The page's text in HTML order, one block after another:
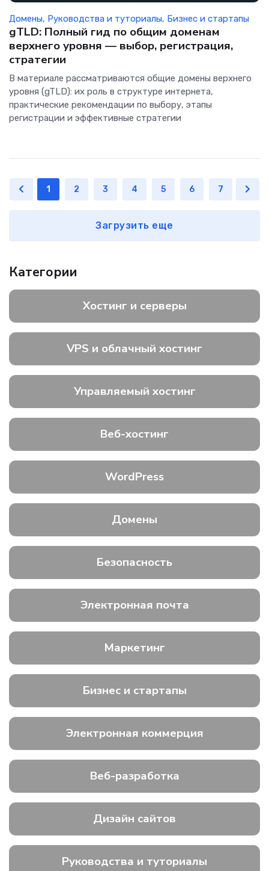
Домены, Руководства и туториалы, Бизнес и стартапы
gTLD: Полный гид по общим доменам
верхнего уровня — выбор, регистрация,
стратегии
В материале рассматриваются общие домены верхнего
уровня (gTLD): их роль в структуре интернета,
практические рекомендации по выбору, этапы
регистрации и эффективные стратегии
1 2 3 4 5 6 7
Загрузить еще
Категории
Хостинг и серверы
VPS и облачный хостинг
Управляемый хостинг
Веб-хостинг
WordPress
Домены
Безопасность
Электронная почта
Маркетинг
Бизнес и стартапы
Электронная коммерция
Веб-разработка
Дизайн сайтов
Руководства и туториалы